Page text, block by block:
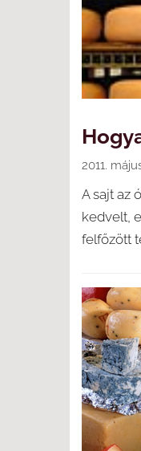
2011.
A sajt az
kedvelt,
felfőzött